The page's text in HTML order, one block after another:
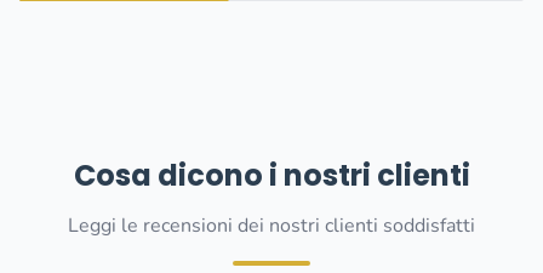
Cosa dicono i nostri clienti
Leggi le recensioni dei nostri clienti soddisfatti